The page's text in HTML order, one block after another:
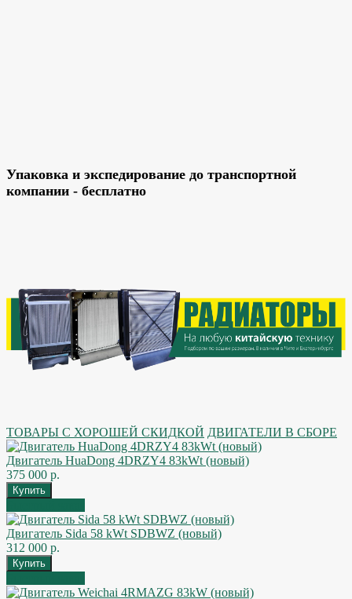
Упаковка и экспедирование до транспортной
компании - бесплатно
ТОВАРЫ С ХОРОШЕЙ СКИДКОЙ ДВИГАТЕЛИ В СБОРЕ
Двигатель HuaDong 4DRZY4 83kWt (новый)
375 000 р.
Двигатель Sida 58 kWt SDBWZ (новый)
312 000 р.